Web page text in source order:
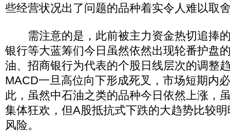
些经营状况出了问题的品种着实令人难以取
需注意的是，此前被主力资金热切追捧
银行等大蓝筹们今日虽然依然出现轮番护盘
油、招商银行为代表的个股日线层次的调整
MACD一旦高位向下形成死叉，市场短期内
此，虽然中石油之类的品种今日依然上涨，
集体狂欢，但A股抵抗式下跌的大趋势比较
风险。